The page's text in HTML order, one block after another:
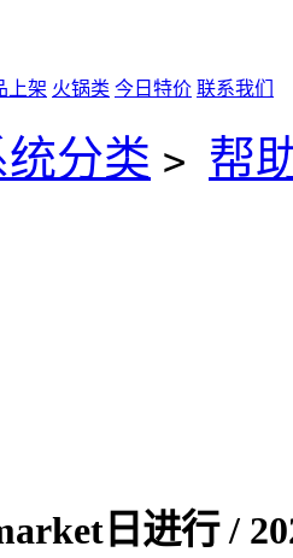
上架 火锅类 今日特价 联系我们
统分类 > 帮
日进行 /